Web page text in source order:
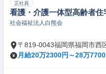
正社員
看護・介護一体型高齢者
社会福祉法人白熊会
〒819-0043福岡県福岡市西
月給20万2300円～28万7700